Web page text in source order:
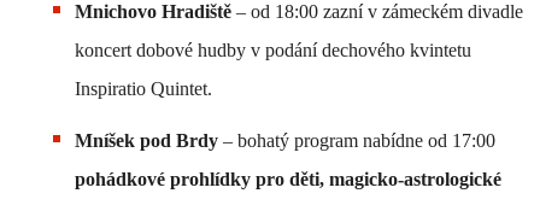
Mnichovo Hradiště – od 18:00 zazní v zámeckém divadle
koncert dobové hudby v podání dechového kvintetu
Inspiratio Quintet.
Mníšek pod Brdy – bohatý program nabídne od 17:00
pohádkové prohlídky pro děti, magicko-astrologické